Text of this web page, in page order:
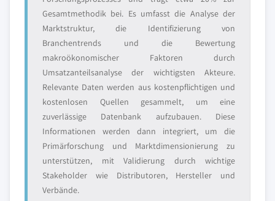
Gesamtmethodik bei. Es umfasst die Analyse der
Marktstruktur, die Identifizierung von
Branchentrends und die Bewertung
makroökonomischer Faktoren durch
Umsatzanteilsanalyse der wichtigsten Akteure.
Relevante Daten werden aus kostenpflichtigen und
kostenlosen Quellen gesammelt, um eine
zuverlässige Datenbank aufzubauen. Diese
Informationen werden dann integriert, um die
Primärforschung und Marktdimensionierung zu
unterstützen, mit Validierung durch wichtige
Stakeholder wie Distributoren, Hersteller und
Verbände.